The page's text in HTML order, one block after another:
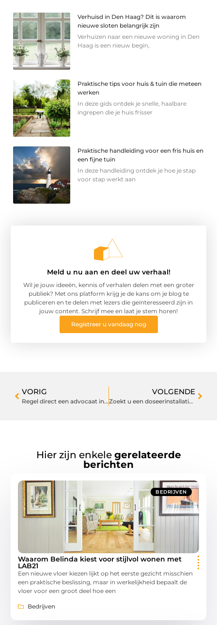
Verhuisd in Den Haag? Dit is waarom
nieuwe sloten belangrijk zijn
Verhuizen naar een nieuwe woning in Den
Haag is een nieuw begin,
Praktische tips voor huis & tuin die meteen
werken
In deze gids ontdek je snelle, haalbare
ingrepen die je huis frisser
Praktische handleiding voor een fris huis en
een fijne tuin
In deze handleiding ontdek je hoe je stap
voor stap werkt aan
Meld u nu aan en deel uw verhaal!
Wil je jouw ideeën, kennis of verhalen delen met een groter
publiek? Met ons platform krijg je de kans om je blog te
publiceren en te delen met lezers die geïnteresseerd zijn in
jouw content. Schrijf mee en laat je stem horen!
Registreer u vandaag nog
VORIG
Regel direct een advocaat in Antwerpen wanneer u deze nodig heeft
VOLGENDE
Zoekt u een doseerinstallatie?
Hier zijn enkele gerelateerde
berichten
BEDRIJVEN
Waarom Belinda kiest voor stijlvol wonen met
LAB21
Een nieuwe vloer kiezen lijkt op het eerste gezicht misschien
een praktische beslissing, maar in werkelijkheid bepaalt de
vloer voor een groot deel hoe een
Bedrijven